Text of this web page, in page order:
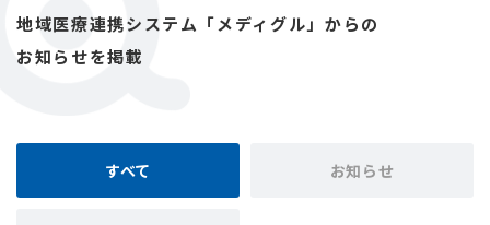
地域医療連携システム「メディグル」からの
お知らせを掲載
すべて お知らせ